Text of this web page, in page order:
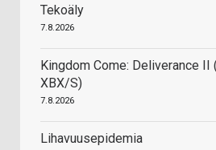
Tekoäly
7.8.2026
Kingdom Come: Deliverance II
XBX/S)
7.8.2026
Lihavuusepidemia